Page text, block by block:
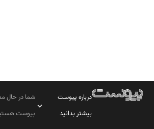
درباره پیوست
بیشتر بدانید
شما در حال
پیوست